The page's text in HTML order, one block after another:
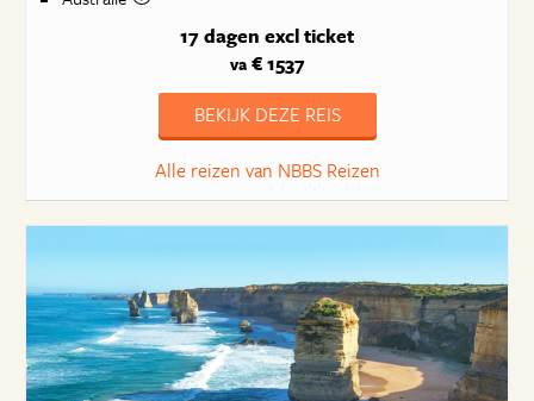
17 dagen excl ticket
va€ 1537
BEKIJK DEZE REIS
Alle reizen van NBBS Reizen